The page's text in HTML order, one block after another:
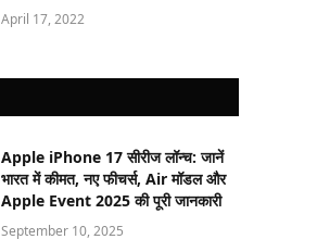
April 17, 2022
Apple iPhone 17 सीरीज लॉन्च: जानें
भारत में कीमत, नए फीचर्स, Air मॉडल और
Apple Event 2025 की पूरी जानकारी
September 10, 2025